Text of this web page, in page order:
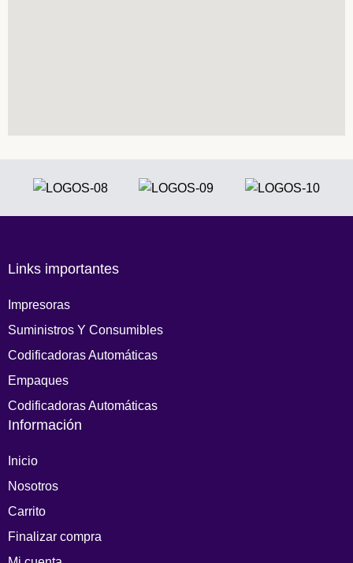
Links importantes
Impresoras
Suministros Y Consumibles
Codificadoras Automáticas
Empaques
Codificadoras Automáticas
Información
Inicio
Nosotros
Carrito
Finalizar compra